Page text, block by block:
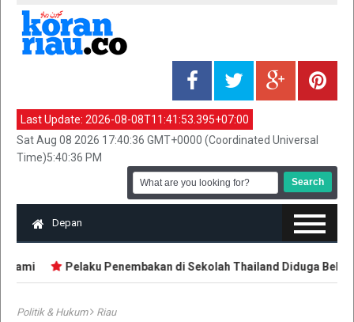
Last Update: 2026-08-08T11:41:53.395+07:00
Sat Aug 08 2026 17:40:36 GMT+0000 (Coordinated Universal
Time)5:40:36 PM
Depan
Pelaku Penembakan di Sekolah Thailand Diduga Belajar
Politik & Hukum Riau